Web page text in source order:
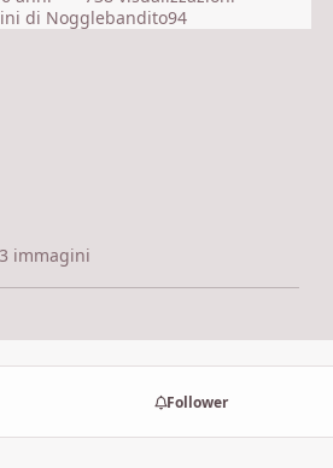
di Nogglebandito94
immagini
Follower